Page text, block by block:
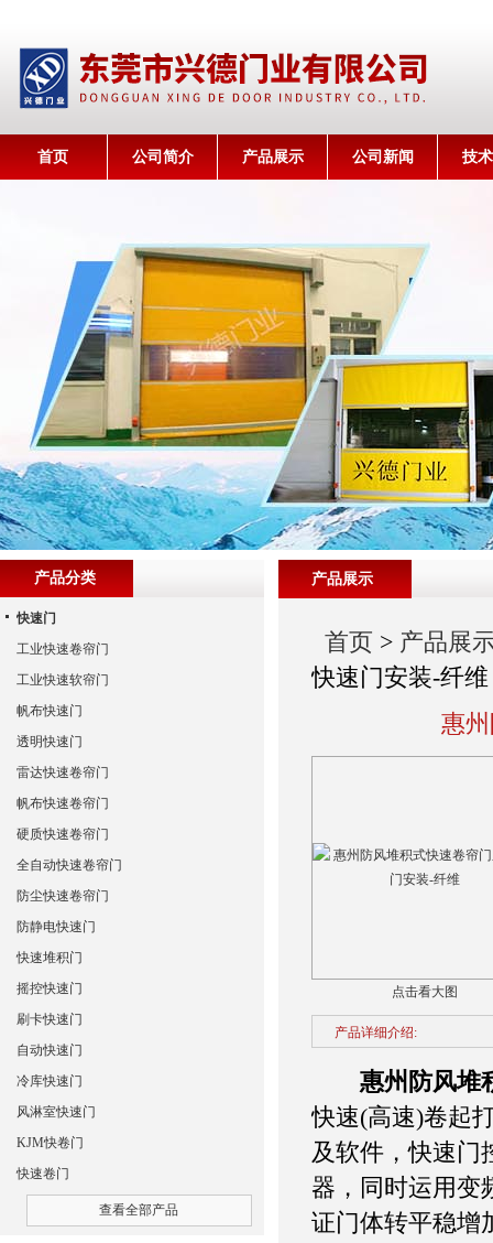
首页 公司简介 产品展示 公司新闻 技
产品展示
首页 > 产品展
快速门安装-纤维
惠
点击看大图
产品详细介绍:
惠州防风堆
快速(高速)卷起
及软件，快速门
器，同时运用变
证门体转平稳增
产品分类
快速门
工业快速卷帘门
工业快速软帘门
帆布快速门
透明快速门
雷达快速卷帘门
帆布快速卷帘门
硬质快速卷帘门
全自动快速卷帘门
防尘快速卷帘门
防静电快速门
快速堆积门
摇控快速门
刷卡快速门
自动快速门
冷库快速门
风淋室快速门
KJM快卷门
快速卷门
查看全部产品